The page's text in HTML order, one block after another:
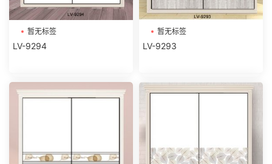
暂无标签
LV-9294
暂无标签
LV-9293